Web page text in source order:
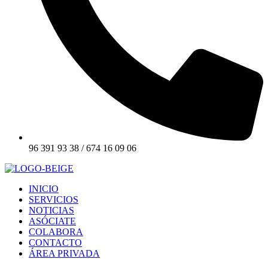
96 391 93 38 / 674 16 09 06
INICIO
SERVICIOS
NOTICIAS
ASÓCIATE
COLABORA
CONTACTO
ÁREA PRIVADA